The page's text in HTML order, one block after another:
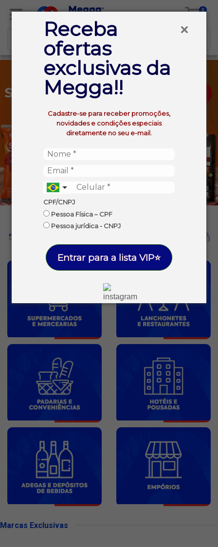
Receba
ofertas
exclusivas da
Megga!!
Cadastre-se para receber promoções,
novidades e condições especiais
diretamente no seu e-mail.
CPF/CNPJ
Pessoa Física – CPF
Pessoa jurídica - CNPJ
Entrar para a lista VIP⭐
0
Marcas Exclusivas